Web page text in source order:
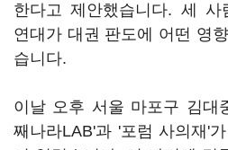
한다고 제안했습니다. 세 사
연대가 대권 판도에 어떤 영
습니다.
이날 오후 서울 마포구 김대
째나라LAB'과 '포럼 사의재'